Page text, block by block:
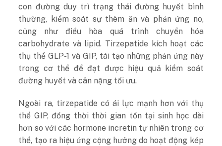
con đường duy trì trạng thái đường huyết bình
thường, kiểm soát sự thèm ăn và phản ứng no,
cũng như điều hòa quá trình chuyển hóa
carbohydrate và lipid. Tirzepatide kích hoạt các
thụ thể GLP-1 và GIP, tái tạo những phản ứng này
trong cơ thể để đạt được hiệu quả kiểm soát
đường huyết và cân nặng tối ưu.
Ngoài ra, tirzepatide có ái lực mạnh hơn với thụ
thể GIP, đồng thời thời gian tồn tại sinh học dài
hơn so với các hormone incretin tự nhiên trong cơ
thể, tạo ra hiệu ứng cộng hưởng do hoạt động kép